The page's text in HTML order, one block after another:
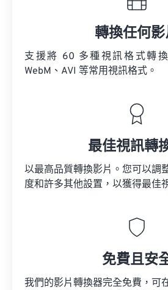
轉換任何影
支援將 60 多種視訊格式轉換
WebM、AVI 等常用視訊格式。
最佳視訊轉
以最高品質轉換影片。您可以調
度和許多其他設置，以獲得最佳
免費且安
我們的影片轉換器完全免費，可